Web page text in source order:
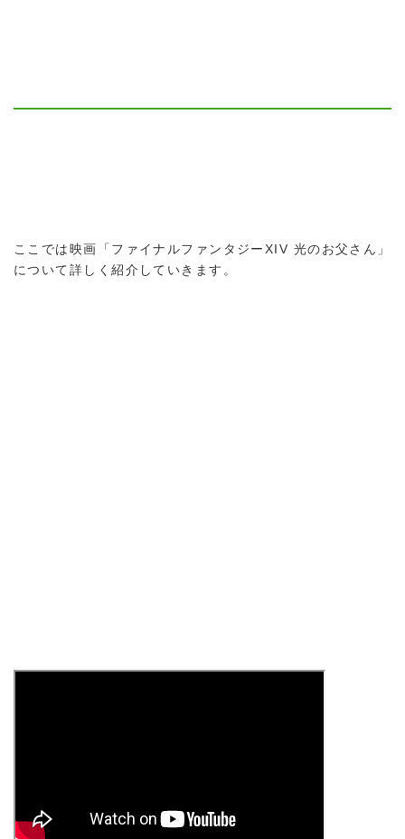
ここでは映画「ファイナルファンタジーXIV 光のお父さん」
について詳しく紹介していきます。